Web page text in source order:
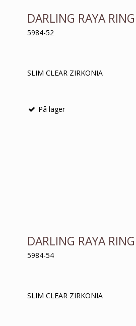
DARLING RAYA
5984-52
SLIM CLEAR ZIRKONIA
På lager
DARLING RAYA
5984-54
SLIM CLEAR ZIRKONIA